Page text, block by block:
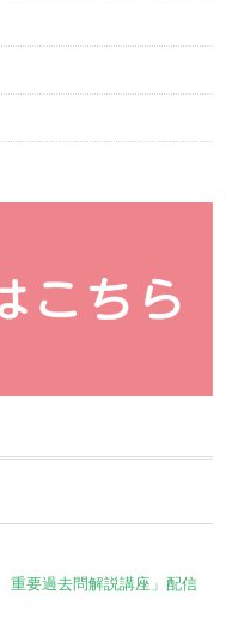
要過去問解説講座」配信